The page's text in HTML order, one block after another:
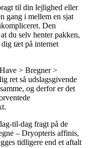
til din lejlighed eller
gang i mellem en sjat
Den
du selv henter pakken,
dig tæt på internet
> Bregner >
ret så udslagsgivende
og derfor er det
til-dag fragt på de
– Dryopteris affinis,
tidligere end et aftalt